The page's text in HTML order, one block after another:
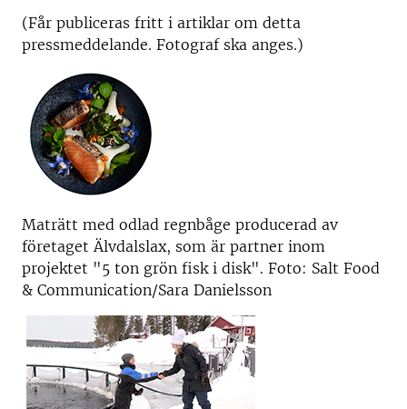
(Får publiceras fritt i artiklar om detta
pressmeddelande. Fotograf ska anges.)
Maträtt med odlad regnbåge producerad av
företaget Älvdalslax, som är partner inom
projektet "5 ton grön fisk i disk". Foto: Salt Food
& Communication/Sara Danielsson